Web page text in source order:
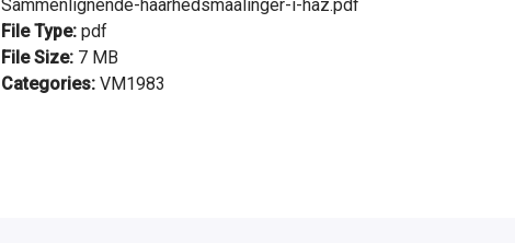
Sammenlignende-haarhedsmaalinger-i-haz.pdf
File Type: pdf
File Size: 7 MB
Categories: VM1983